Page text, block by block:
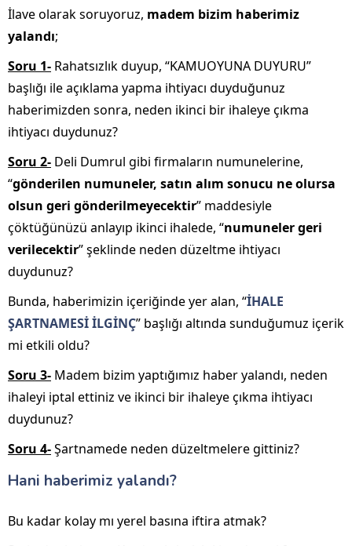
İlave olarak soruyoruz, madem bizim haberimiz
yalandı;
Soru 1- Rahatsızlık duyup, “KAMUOYUNA DUYURU”
başlığı ile açıklama yapma ihtiyacı duyduğunuz
haberimizden sonra, neden ikinci bir ihaleye çıkma
ihtiyacı duydunuz?
Soru 2- Deli Dumrul gibi firmaların numunelerine,
“gönderilen numuneler, satın alım sonucu ne olursa
olsun geri gönderilmeyecektir” maddesiyle
çöktüğünüzü anlayıp ikinci ihalede, “numuneler geri
verilecektir” şeklinde neden düzeltme ihtiyacı
duydunuz?
Bunda, haberimizin içeriğinde yer alan, “İHALE
ŞARTNAMESİ İLGİNÇ” başlığı altında sunduğumuz içerik
mi etkili oldu?
Soru 3- Madem bizim yaptığımız haber yalandı, neden
ihaleyi iptal ettiniz ve ikinci bir ihaleye çıkma ihtiyacı
duydunuz?
Soru 4-Şartnamede neden düzeltmelere gittiniz?
Hani haberimiz yalandı?
Bu kadar kolay mı yerel basına iftira atmak?